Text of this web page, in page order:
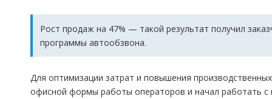
Рост продаж на 47% — такой результат получил
программы автообзвона.
Для оптимизации затрат и повышения
офисной формы работы операторов и начал работать